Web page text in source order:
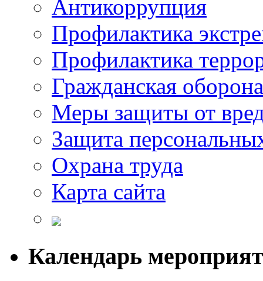
Антикоррупция
Профилактика
Профилактика
Гражданская оборона
Меры защиты от
Защита
Охрана труда
Карта сайта
Календарь